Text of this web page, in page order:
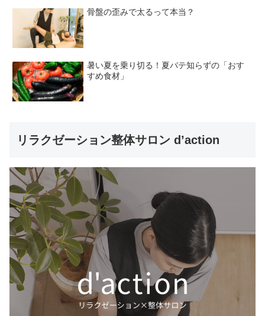
骨盤の歪みで太るって本当？
暑い夏を乗り切る！夏バテ知らずの「おす
すめ食材」
リラクゼーション整体サロン d’action